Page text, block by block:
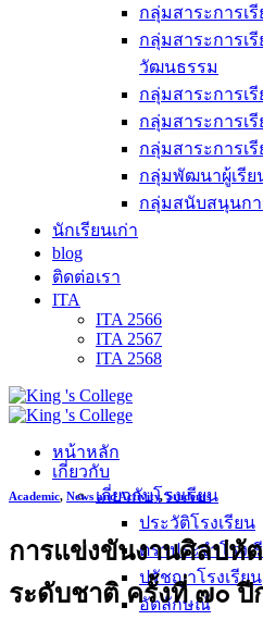
กลุ่มสาระการเ
กลุ่มสาระการเ
วัฒนธรรม
กลุ่มสาระการเ
กลุ่มสาระการเ
กลุ่มสาระการเ
กลุ่มพัฒนาผู้เรีย
กลุ่มสนับสนุนก
นักเรียนเก่า
blog
ติดต่อเรา
ITA
ITA 2566
ITA 2567
ITA 2568
หน้าหลัก
เกี่ยวกับ
เกี่ยวกับโรงเรียน
ประวัติโรงเรียน
ตราประจำโรงเ
ปรัชญาโรงเรียน
อัตลักษณ์
Academic, News and Activity,Students
การแข่งขันงานศิลปหั
ระดับชาติ ครั้งที่ ๗๐